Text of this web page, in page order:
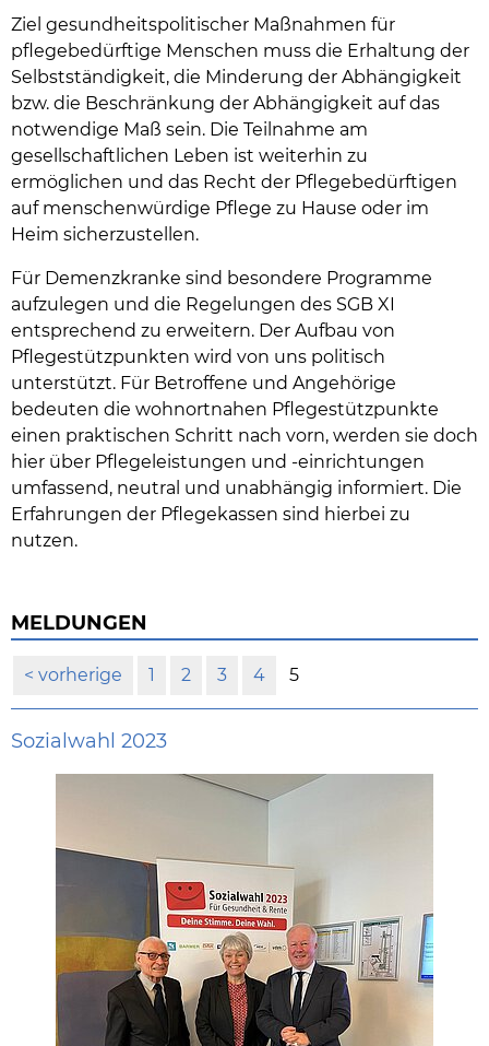
Ziel gesundheitspolitischer Maßnahmen für
pflegebedürftige Menschen muss die Erhaltung der
Selbstständigkeit, die Minderung der Abhängigkeit
bzw. die Beschränkung der Abhängigkeit auf das
notwendige Maß sein. Die Teilnahme am
gesellschaftlichen Leben ist weiterhin zu
ermöglichen und das Recht der Pflegebedürftigen
auf menschenwürdige Pflege zu Hause oder im
Heim sicherzustellen.
Für Demenzkranke sind besondere Programme
aufzulegen und die Regelungen des SGB XI
entsprechend zu erweitern. Der Aufbau von
Pflegestützpunkten wird von uns politisch
unterstützt. Für Betroffene und Angehörige
bedeuten die wohnortnahen Pflegestützpunkte
einen praktischen Schritt nach vorn, werden sie doch
hier über Pflegeleistungen und -einrichtungen
umfassend, neutral und unabhängig informiert. Die
Erfahrungen der Pflegekassen sind hierbei zu
nutzen.
MELDUNGEN
vorherige 1 2 3 4 5
Sozialwahl 2023